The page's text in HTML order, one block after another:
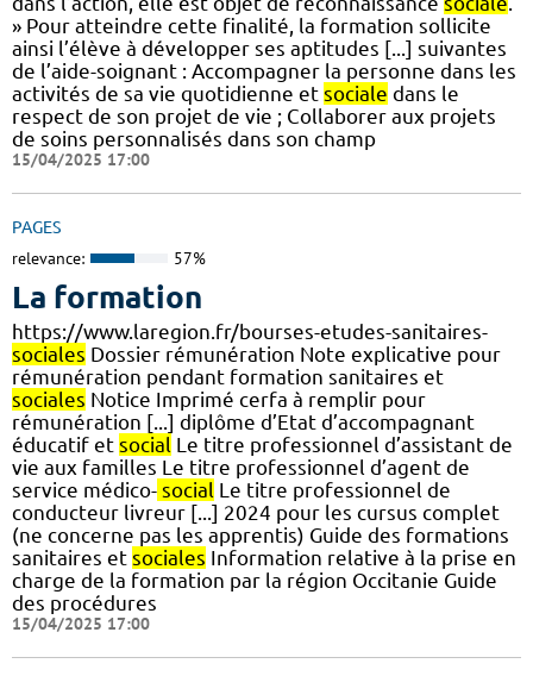
» Pour atteindre cette finalité, la formation sollicite
ainsi l’élève à développer ses aptitudes [...] suivantes
de l’aide-soignant : Accompagner la personne dans les
activités de sa vie quotidienne et sociale dans le
respect de son projet de vie ; Collaborer aux projets
de soins personnalisés dans son champ
15/04/2025 17:00
PAGES
relevance: 57%
La formation
https://www.laregion.fr/bourses-etudes-sanitaires-
sociales Dossier rémunération Note explicative pour
rémunération pendant formation sanitaires et
sociales Notice Imprimé cerfa à remplir pour
rémunération [...] diplôme d’Etat d’accompagnant
éducatif et social Le titre professionnel d’assistant de
vie aux familles Le titre professionnel d’agent de
service médico- social Le titre professionnel de
conducteur livreur [...] 2024 pour les cursus complet
(ne concerne pas les apprentis) Guide des formations
sanitaires et sociales Information relative à la prise en
charge de la formation par la région Occitanie Guide
des procédures
15/04/2025 17:00